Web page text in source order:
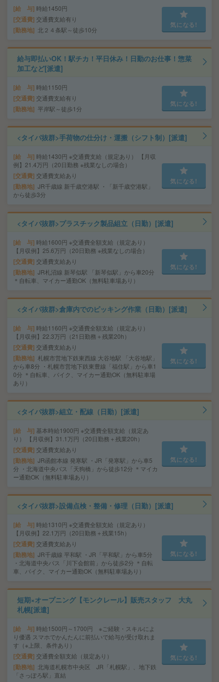
給 与 時給1450円
交通費 交通費支給有り
勤務地 北２４条駅～徒歩10分
気になる!
給与即払いOK！駅チカ！平日休み！日勤のお仕事！惣菜
加工など[派遣]
給 与 時給1150円
交通費 交通費支給有り
勤務地 平岸駅～徒歩1分
気になる!
<タイパ抜群>手荷物の仕分け・運搬（シフト制）[派遣]
給 与 時給1430円 ※交通費支給（規定あり） 【月収
例】21.4万円（20日勤務 ※残業なしの場合）
交通費 交通費支給あり
勤務地 JR千歳線 新千歳空港駅 ・「新千歳空港駅」
から徒歩3分
気になる!
<タイパ抜群>プラスチック製品組立（日勤）[派遣]
給 与 時給1600円 ※交通費全額支給（規定あり）
【月収例】25.6万円（20日勤務 ※残業なしの場合）
交通費 交通費支給あり
勤務地 JR札沼線 新琴似駅 「新琴似駅」から車20分
＊自転車、マイカー通勤OK（無料駐車場あり）
気になる!
<タイパ抜群>倉庫内でのピッキング作業（日勤）[派遣]
給 与 時給1160円 ※交通費全額支給（規定あり）
【月収例】22.3万円（21日勤務＋残業20h）
交通費 交通費支給あり
勤務地 札幌市営地下鉄東西線 大谷地駅 「大谷地駅」
から車8分 ・札幌市営地下鉄東豊線「福住駅」から車1
0分 ＊自転車、バイク、マイカー通勤OK（無料駐車場
あり）
気になる!
<タイパ抜群>組立・配線（日勤）[派遣]
給 与 基本時給1900円 ※交通費全額支給（規定あ
り） 【月収例】31.1万円（20日勤務＋残業20h）
交通費 交通費支給あり
勤務地 JR函館本線 発寒駅 ・JR「発寒駅」から車5
分 ・北海道中央バス「天狗橋」から徒歩12分 ＊マイカ
ー通勤OK（無料駐車場あり）
気になる!
<タイパ抜群>設備点検・整備・修理（日勤）[派遣]
給 与 時給1310円 ※交通費全額支給（規定あり）
【月収例】22.1万円（20日勤務＋残業15h）
交通費 交通費支給あり
勤務地 JR千歳線 平和駅 ・JR「平和駅」から車5分
・北海道中央バス「川下会館前」から徒歩2分 ＊自転
車、バイク、マイカー通勤OK（無料駐車場あり）
気になる!
短期×オープニング【モンクレール】販売スタッフ 大丸
札幌[派遣]
給 与 時給1500円～1700円 ※ご経験・スキルによ
り優遇 スマホでかんたんに前払いで給与が受け取れま
す（※上限、条件あり）
交通費 交通費全額支給（規定あり）
勤務地
北海道札幌市中央区 JR「札幌駅」、地下鉄
「さっぽろ駅」直結
気になる!